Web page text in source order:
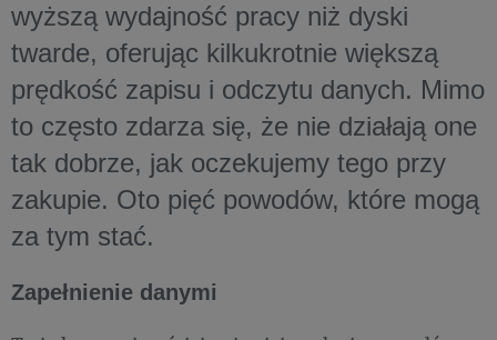
wyższą wydajność pracy niż dyski
twarde, oferując kilkukrotnie większą
prędkość zapisu i odczytu danych. Mimo
to często zdarza się, że nie działają one
tak dobrze, jak oczekujemy tego przy
zakupie. Oto pięć powodów, które mogą
za tym stać.
Zapełnienie danymi